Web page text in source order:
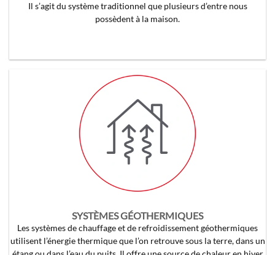
Il s’agit du système traditionnel que plusieurs d’entre nous
possèdent à la maison.
SYSTÈMES GÉOTHERMIQUES
Les systèmes de chauffage et de refroidissement géothermiques
utilisent l’énergie thermique que l’on retrouve sous la terre, dans un